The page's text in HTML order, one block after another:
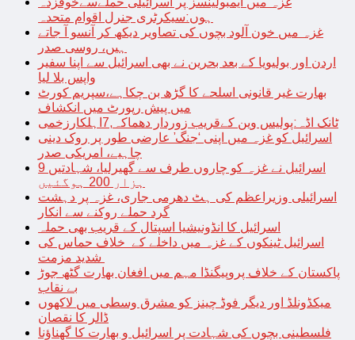
ہوں:سیکرٹری جنرل اقوام متحدہ
غزہ میں خون آلود بچوں کی تصاویر دیکھ کر آنسو آ جاتے
ہیں، روسی صدر
اردن اور بولیویا کے بعد بحرین نے بھی اسرائیل سے اپنا سفیر
واپس بلا لیا
بھارت غیر قانونی اسلحے کا گڑھ بن چکاہے،سپریم کورٹ
میں پیش رپورٹ میں انکشاف
ٹانک اڈہ:پولیس وین کےقریب زوردار دھماکہ,7اہلکارزخمی
اسرائیل کو غزہ میں اپنی ‘جنگ’ عارضی طور پر روک دینی
چاہیے، امریکی صدر
اسرائیل نے غزہ کو چاروں طرف سے گھیرلیا، شہادتیں 9
ہزار 200 ہوگئیں
اسرائیلی وزیراعظم کی ہٹ دھرمی جاری، غزہ پر دہشت
گرد حملے روکنے سے انکار
اسرائیل کا انڈونیشیا اسپتال کے قریب بھی حملہ
اسرائیل ٹینکوں کے غزہ میں داخلے کے خلاف حماس کی
پاکستان کے خلاف پروپیگنڈا مہم میں افغان بھارت گٹھ جوڑ
بے نقاب
میکڈونلڈ اور دیگر فوڈ چینز کو مشرق وسطی میں لاکھوں
ڈالر کا نقصان
فلسطینی بچوں کی شہادت پر اسرائیل و بھارت کا گھناؤنا